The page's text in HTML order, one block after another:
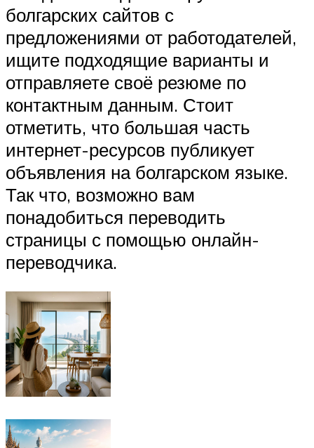
болгарских сайтов с
предложениями от работодателей,
ищите подходящие варианты и
отправляете своё резюме по
контактным данным. Стоит
отметить, что большая часть
интернет-ресурсов публикует
объявления на болгарском языке.
Так что, возможно вам
понадобиться переводить
страницы с помощью онлайн-
переводчика.